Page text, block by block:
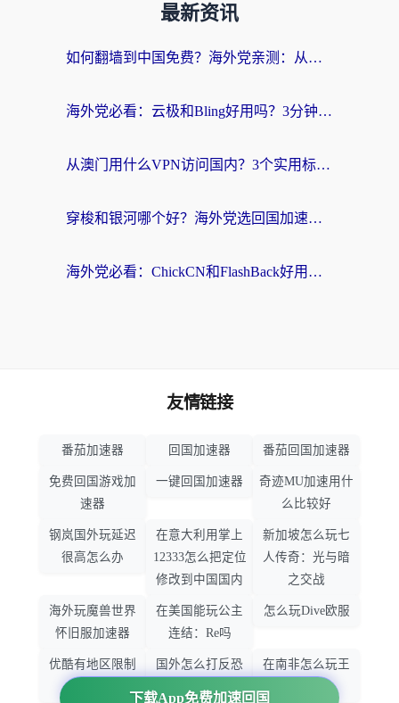
最新资讯
如何翻墙到中国免费？海外党亲测：从踩坑到选对加速器的全攻略
海外党必看：云极和Bling好用吗？3分钟教你选对回国加速器
从澳门用什么VPN访问国内？3个实用标准帮你避开坑，无缝刷剧听歌
穿梭和银河哪个好？海外党选回国加速器的避坑指南，附番茄加速器实测体验
海外党必看：ChickCN和FlashBack好用吗？3招教你选对回国加速器（附云极、HomeCN、斧牛vs艾果对比）
下载App免费加速回国
友情链接
番茄加速器 回国加速器 番茄回国加速器
免费回国游戏加
速器
一键回国加速器
奇迹MU加速用什
么比较好
钢岚国外玩延迟
很高怎么办
在意大利用掌上
12333怎么把定位
修改到中国国内
新加坡怎么玩七
人传奇：光与暗
之交战
海外玩魔兽世界
怀旧服加速器
在美国能玩公主
连结：Re吗
怎么玩Dive欧服
优酷有地区限制
国外怎么打反恐
精英：全球攻势
在南非怎么玩王